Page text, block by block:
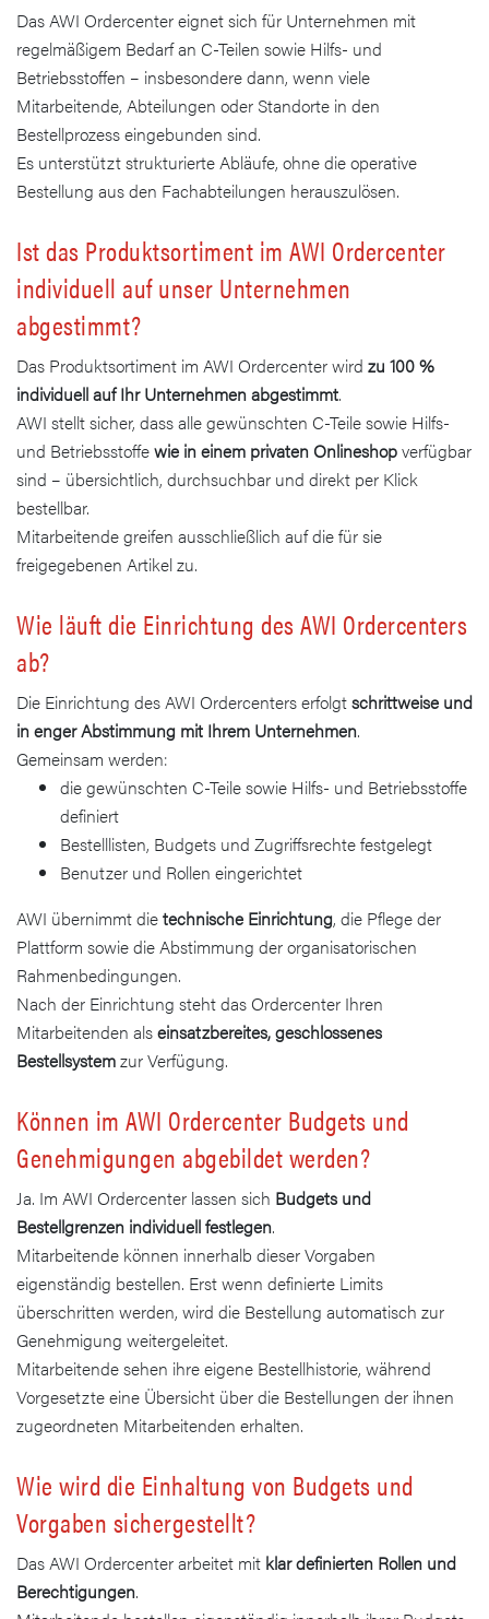
Das AWI Ordercenter eignet sich für Unternehmen mit
regelmäßigem Bedarf an C-Teilen sowie Hilfs- und
Betriebsstoffen – insbesondere dann, wenn viele
Mitarbeitende, Abteilungen oder Standorte in den
Bestellprozess eingebunden sind.
Es unterstützt strukturierte Abläufe, ohne die operative
Bestellung aus den Fachabteilungen herauszulösen.
Ist das Produktsortiment im AWI Ordercenter
individuell auf unser Unternehmen
abgestimmt?
Das Produktsortiment im AWI Ordercenter wird zu 100 %
individuell auf Ihr Unternehmen abgestimmt.
AWI stellt sicher, dass alle gewünschten C-Teile sowie Hilfs-
und Betriebsstoffewie in einem privaten Onlineshopverfügbar
sind – übersichtlich, durchsuchbar und direkt per Klick
bestellbar.
Mitarbeitende greifen ausschließlich auf die für sie
freigegebenen Artikel zu.
Wie läuft die Einrichtung des AWI Ordercenters
ab?
Die Einrichtung des AWI Ordercenters erfolgtschrittweise und
in enger Abstimmung mit Ihrem Unternehmen.
Gemeinsam werden:
die gewünschten C-Teile sowie Hilfs- und Betriebsstoffe
definiert
Bestelllisten, Budgets und Zugriffsrechte festgelegt
Benutzer und Rollen eingerichtet
AWI übernimmt dietechnische Einrichtung, die Pflege der
Plattform sowie die Abstimmung der organisatorischen
Rahmenbedingungen.
Nach der Einrichtung steht das Ordercenter Ihren
Mitarbeitenden alseinsatzbereites, geschlossenes
Bestellsystemzur Verfügung.
Können im AWI Ordercenter Budgets und
Genehmigungen abgebildet werden?
Ja. Im AWI Ordercenter lassen sich Budgets und
Bestellgrenzen individuell festlegen.
Mitarbeitende können innerhalb dieser Vorgaben
eigenständig bestellen. Erst wenn definierte Limits
überschritten werden, wird die Bestellung automatisch zur
Genehmigung weitergeleitet.
Mitarbeitende sehen ihre eigene Bestellhistorie, während
Vorgesetzte eine Übersicht über die Bestellungen der ihnen
zugeordneten Mitarbeitenden erhalten.
Wie wird die Einhaltung von Budgets und
Vorgaben sichergestellt?
Das AWI Ordercenter arbeitet mit klar definierten Rollen und
Berechtigungen.